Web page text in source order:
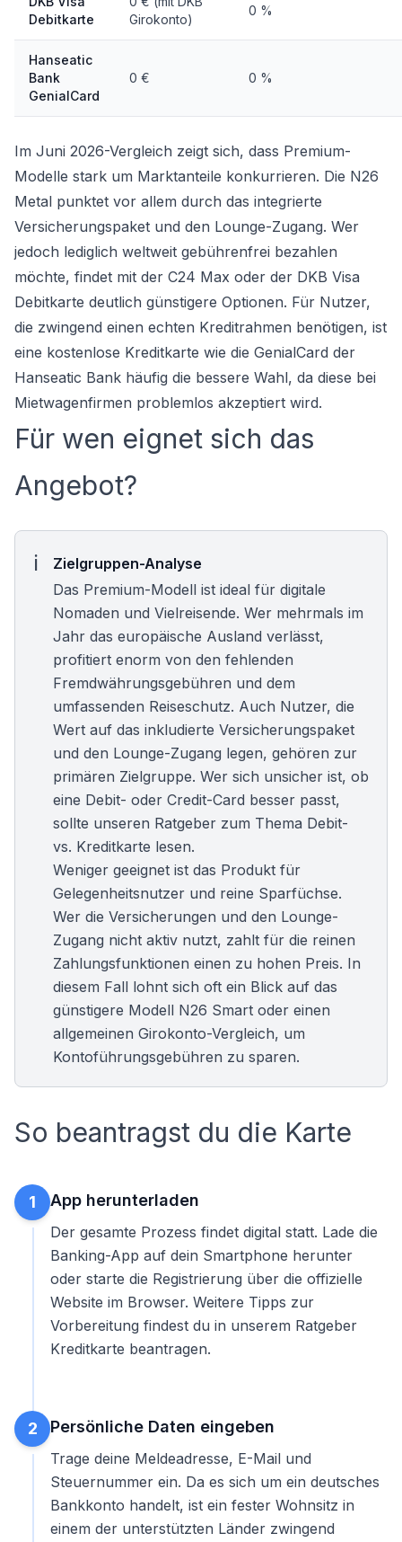
Debitkarte
Girokonto)
0 %
Hanseatic
Bank
GenialCard
0 € 0 %
Im Juni 2026-Vergleich zeigt sich, dass Premium-
Modelle stark um Marktanteile konkurrieren. Die N26
Metal punktet vor allem durch das integrierte
Versicherungspaket und den Lounge-Zugang. Wer
jedoch lediglich weltweit gebührenfrei bezahlen
möchte, findet mit der C24 Max oder der DKB Visa
Debitkarte deutlich günstigere Optionen. Für Nutzer,
die zwingend einen echten Kreditrahmen benötigen, ist
eine kostenlose Kreditkarte wie die GenialCard der
Hanseatic Bank häufig die bessere Wahl, da diese bei
Mietwagenfirmen problemlos akzeptiert wird.
Für wen eignet sich das
Angebot?
Zielgruppen-Analyse
Das Premium-Modell ist ideal für digitale
Nomaden und Vielreisende. Wer mehrmals im
Jahr das europäische Ausland verlässt,
profitiert enorm von den fehlenden
Fremdwährungsgebühren und dem
umfassenden Reiseschutz. Auch Nutzer, die
Wert auf das inkludierte Versicherungspaket
und den Lounge-Zugang legen, gehören zur
primären Zielgruppe. Wer sich unsicher ist, ob
eine Debit- oder Credit-Card besser passt,
sollte unseren Ratgeber zum Thema Debit-
vs. Kreditkarte lesen.
Weniger geeignet ist das Produkt für
Gelegenheitsnutzer und reine Sparfüchse.
Wer die Versicherungen und den Lounge-
Zugang nicht aktiv nutzt, zahlt für die reinen
Zahlungsfunktionen einen zu hohen Preis. In
diesem Fall lohnt sich oft ein Blick auf das
günstigere Modell N26 Smart oder einen
allgemeinen Girokonto-Vergleich, um
Kontoführungsgebühren zu sparen.
So beantragst du die Karte
1 App herunterladen
Der gesamte Prozess findet digital statt. Lade die
Banking-App auf dein Smartphone herunter
oder starte die Registrierung über die offizielle
Website im Browser. Weitere Tipps zur
Vorbereitung findest du in unserem Ratgeber
Kreditkarte beantragen.
2 Persönliche Daten eingeben
Trage deine Meldeadresse, E-Mail und
Steuernummer ein. Da es sich um ein deutsches
Bankkonto handelt, ist ein fester Wohnsitz in
einem der unterstützten Länder zwingend